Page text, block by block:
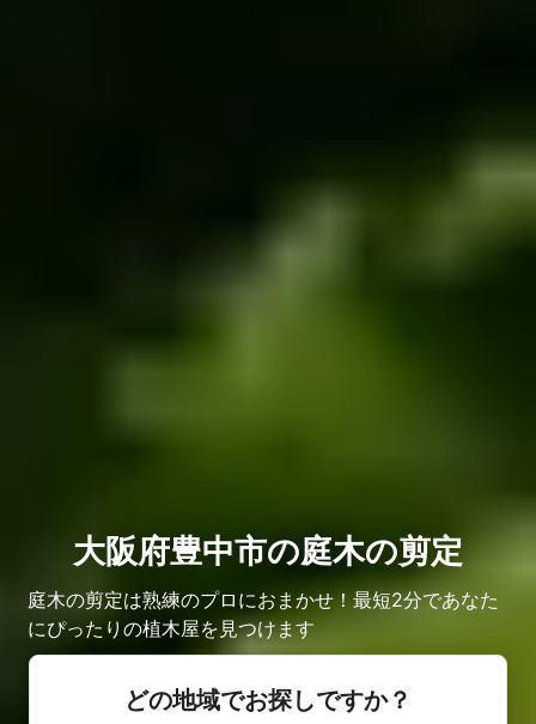
大阪府豊中市の庭木の剪定
庭木の剪定は熟練のプロにおまかせ！最短2分であなた
にぴったりの植木屋を見つけます
どの地域でお探しですか？